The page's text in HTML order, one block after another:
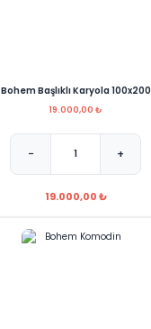
Bohem Başlıklı Karyola 100x200
19.000,00 ₺
− +
19.000,00 ₺